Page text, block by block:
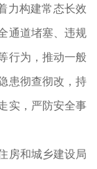
力构建常态长效
通道堵塞、违规
行为，推动一般
患彻查彻改，持
实，严防安全事
和城乡建设局